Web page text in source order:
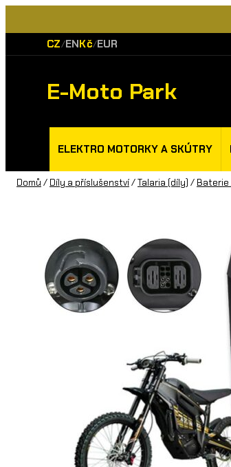
CZ/ENKč/EUR
E-Moto Park
ELEKTRO MOTORKY A SKÚTRY
Domů / Díly a příslušenství/Talaria (díly) /